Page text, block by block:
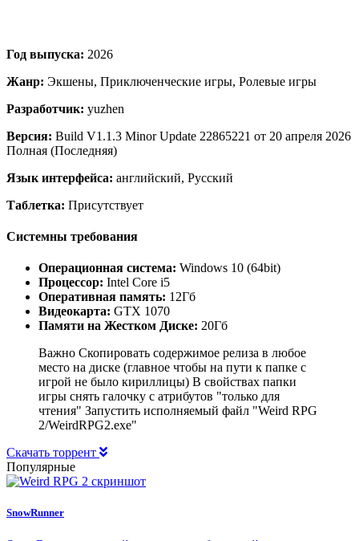
Год выпуска: 2026
Жанр: Экшены, Приключенческие игры, Ролевые игры
Разработчик: yuzhen
Версия: Build V1.1.3 Minor Update 22865221 от 20 апреля 2026
Полная (Последняя)
Язык интерфейса: английский, Русский
Таблетка: Присутствует
Системны требования
Операционная система: Windows 10 (64bit)
Процессор: Intel Core i5
Оперативная память: 12Гб
Видеокарта: GTX 1070
Памяти на Жестком Диске: 20Гб
Важно Скопировать содержимое релиза в любое
место на диске (главное чтобы на пути к папке с
игрой не было кириллицы) В свойствах папки
игры снять галочку с атрибутов "только для
чтения" Запустить исполняемый файл "Weird RPG
2/WeirdRPG2.exe"
Скачать торрент
Популярные
SnowRunner